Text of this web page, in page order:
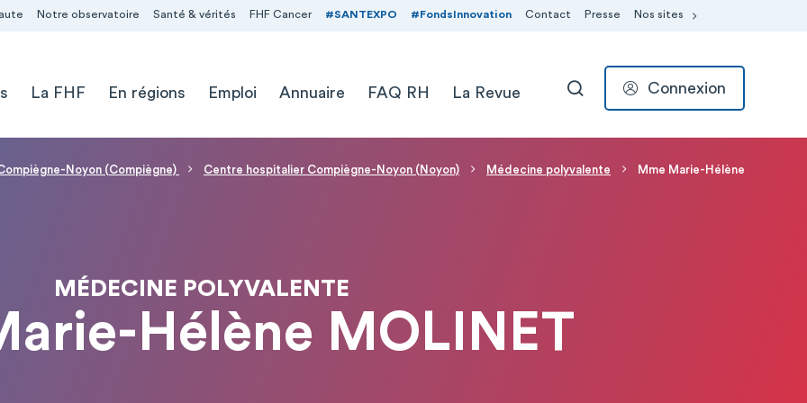
Notre observatoire Santé & vérités FHF Cancer #SANTEXPO #FondsInnovation Contact Presse Nos sites
La FHF En régions Emploi Annuaire FAQ RH La Revue RECHERCHER
Connexion
Noyon (Compiègne) Centre hospitalier Compiègne-Noyon (Noyon) Médecine polyvalente
Mme Marie-Hélène
MÉDECINE POLYVALENTE
Hélène MOLINET